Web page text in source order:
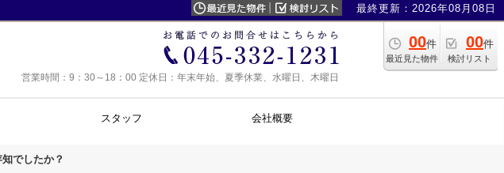
最終更新：2026年08月08日
00件
最近見た物件
00件
検討リスト
営業時間：9：30～18：00 定休日：年末年始、夏季休業、水曜日、木曜日
スタッフ 会社概要
でしたか？